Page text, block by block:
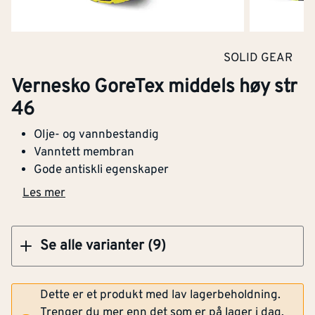
SOLID GEAR
Vernesko GoreTex middels høy str
46
Olje- og vannbestandig
Vanntett membran
Gode antiskli egenskaper
Les mer
Se alle varianter (9)
Verneskolett Prime GTX Mid str 48
Klikk og hent
Dette er et produkt med lav lagerbeholdning.
Bred passform Ja
Med vernetå
Med spikerbeskyttelse
Barnemodell
Metallfri Nei
With midsole
Sklisikker Ja